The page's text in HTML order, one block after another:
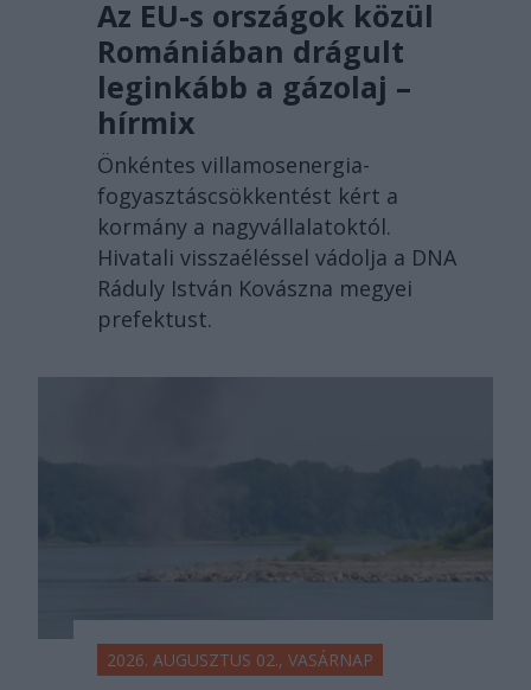
Az EU-s országok közül
Romániában drágult
leginkább a gázolaj –
hírmix
Önkéntes villamosenergia-
fogyasztáscsökkentést kért a
kormány a nagyvállalatoktól.
Hivatali visszaéléssel vádolja a DNA
Ráduly István Kovászna megyei
prefektust.
2026. AUGUSZTUS 02., VASÁRNAP